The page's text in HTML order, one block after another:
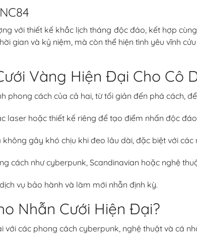
với thiết kế khắc lịch tháng độc đáo, kết hợp
gian và kỷ niệm, mà còn thể hiện tình yêu vĩnh
Vàng Hiện Đại Cho Cô
phong cách của cả hai, từ tối giản đến phá cách,
laser hoặc thiết kế riêng để tạo điểm nhấn độc
gây khó chịu khi đeo lâu dài, đặc biệt với các
cách như cyberpunk, Scandinavian hoặc nghệ
vụ bảo hành và làm mới nhẫn định kỳ.
Nhẫn Cưới Hiện Đại?
với các phong cách cyberpunk, nghệ thuật và cá